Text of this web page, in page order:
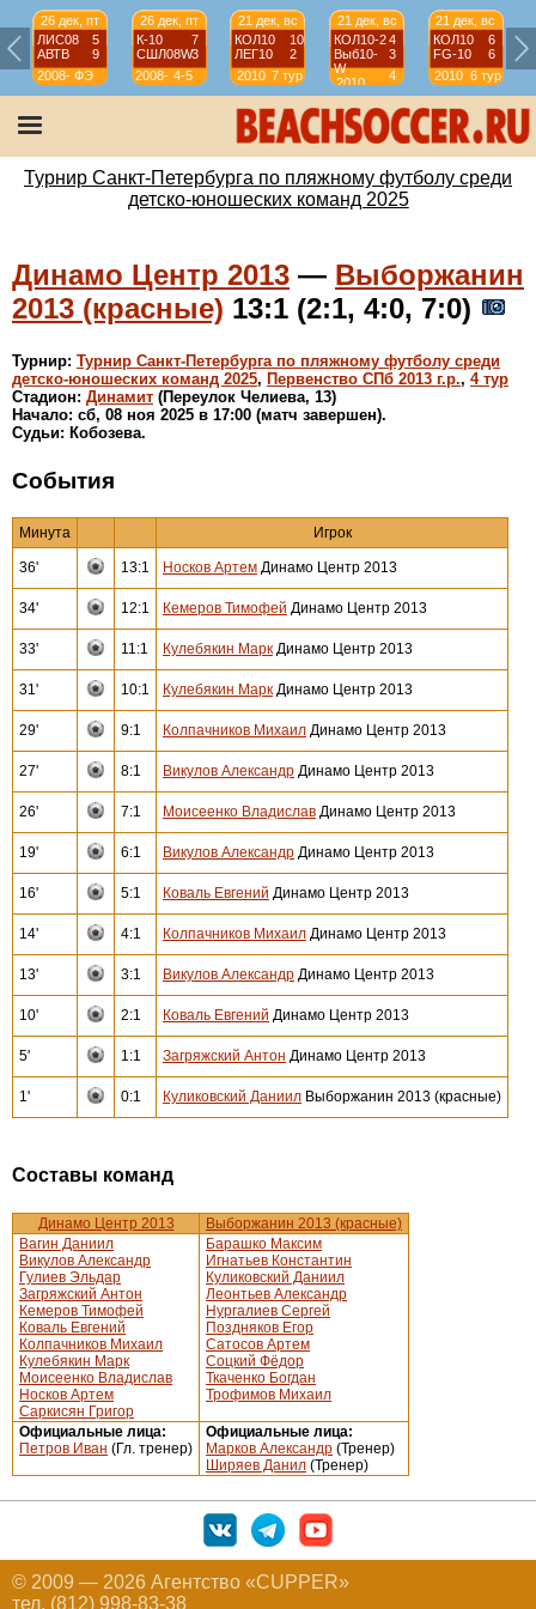
26 дек, пт
ЛИС08
5
АВТВ
9
2008-
2009
ФЭ
26 дек, пт
К-10
7
СШЛ08W3
2008-
2009
4-5
21 дек, вс
КОЛ10
10
ЛЕГ10
2
2010 7 тур
21 дек, вс
КОЛ10-24
Выб10-
W
3
2010
4
тур
21 дек, вс
КОЛ10
6
FG-10
6
2010 6 тур
Турнир Санкт-Петербурга по пляжному футболу среди
детско-юношеских команд 2025
Динамо Центр 2013 — Выборжанин
2013 (красные) 13:1 (2:1, 4:0, 7:0)
Турнир: Турнир Санкт-Петербурга по пляжному футболу среди
детско-юношеских команд 2025, Первенство СПб 2013 г.р., 4 тур
Стадион: Динамит (Переулок Челиева, 13)
Начало: сб, 08 ноя 2025 в 17:00 (матч завершен).
Судьи: Кобозева.
События
Минута Игрок
36' 13:1 Носков Артем Динамо Центр 2013
34' 12:1 Кемеров Тимофей Динамо Центр 2013
33' 11:1 Кулебякин Марк Динамо Центр 2013
31' 10:1 Кулебякин Марк Динамо Центр 2013
29' 9:1 Колпачников Михаил Динамо Центр 2013
27' 8:1 Викулов Александр Динамо Центр 2013
26' 7:1 Моисеенко Владислав Динамо Центр 2013
19' 6:1 Викулов Александр Динамо Центр 2013
16' 5:1 Коваль Евгений Динамо Центр 2013
14' 4:1 Колпачников Михаил Динамо Центр 2013
13' 3:1 Викулов Александр Динамо Центр 2013
10' 2:1 Коваль Евгений Динамо Центр 2013
5' 1:1 Загряжский Антон Динамо Центр 2013
1' 0:1 Куликовский Даниил Выборжанин 2013 (красные)
Составы команд
Динамо Центр 2013
Выборжанин 2013 (красные)
Вагин Даниил
Викулов Александр
Гулиев Эльдар
Загряжский Антон
Кемеров Тимофей
Коваль Евгений
Колпачников Михаил
Кулебякин Марк
Моисеенко Владислав
Носков Артем
Саркисян Григор
Барашко Максим
Игнатьев Константин
Куликовский Даниил
Леонтьев Александр
Нургалиев Сергей
Поздняков Егор
Сатосов Артем
Соцкий Фёдор
Ткаченко Богдан
Трофимов Михаил
Официальные лица:
Петров Иван (Гл. тренер)
Официальные лица:
Марков Александр (Тренер)
Ширяев Данил (Тренер)
© 2009 — 2026 Агентство «CUPPER»
тел. (812) 998-83-38